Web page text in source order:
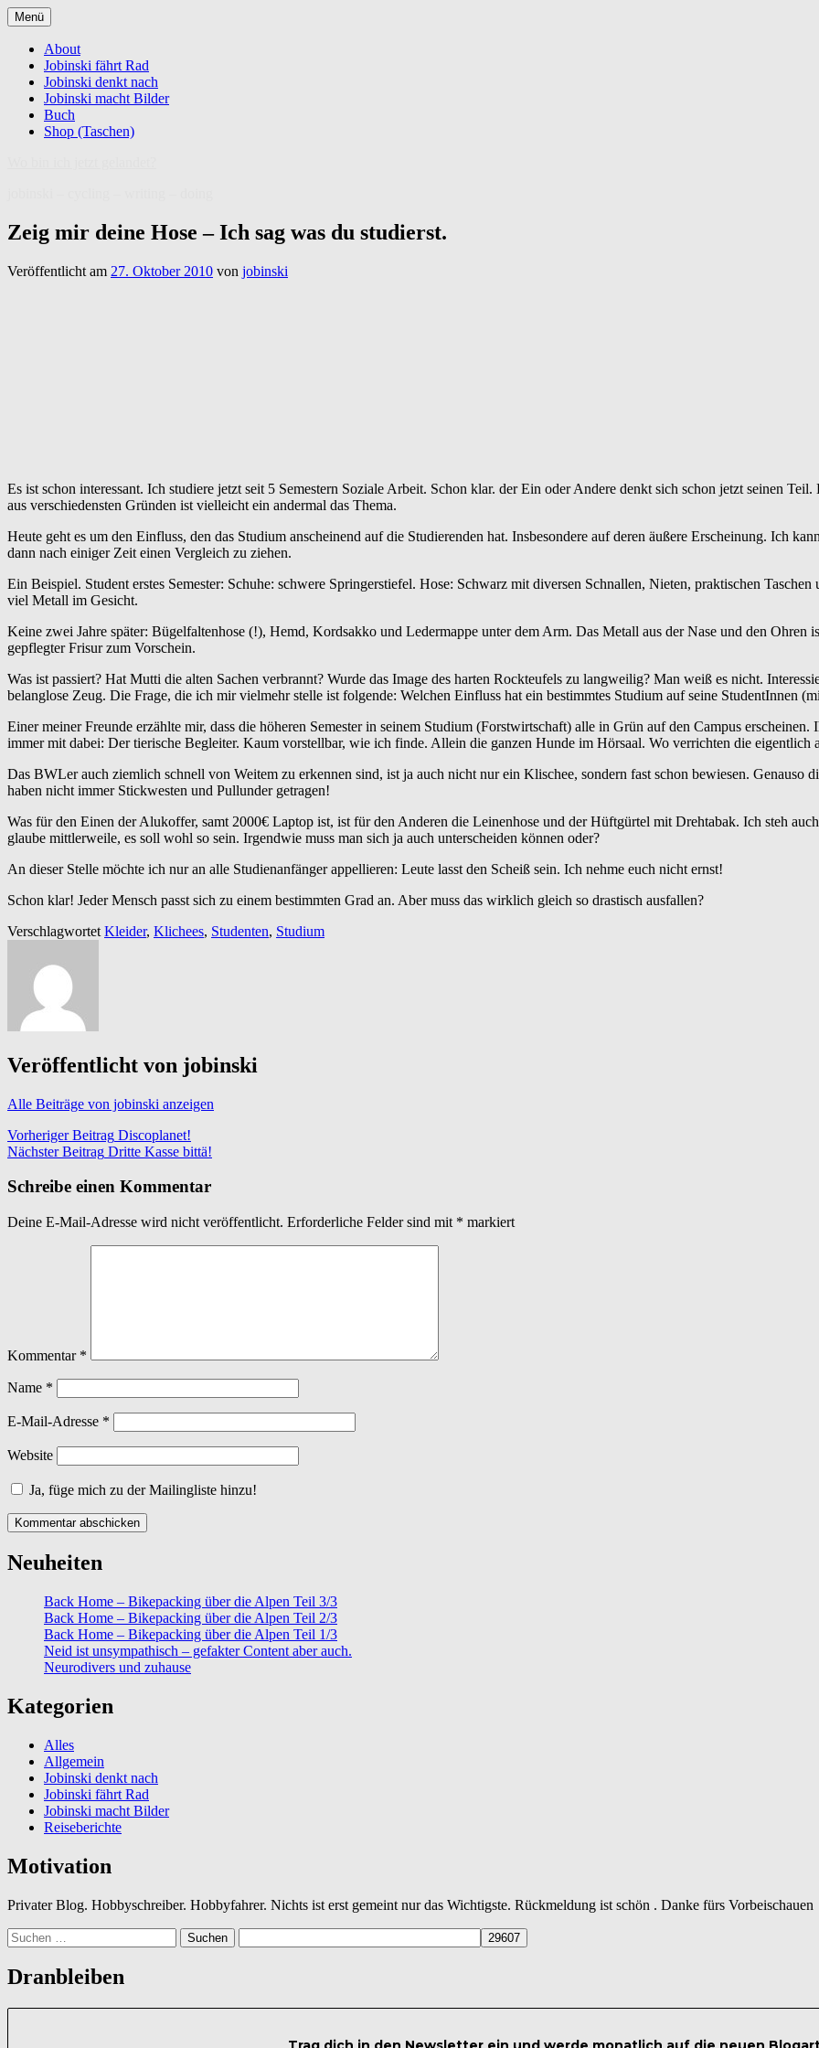
Zum
Inhalt
springen
Menü
About
Jobinski fährt Rad
Jobinski denkt nach
Jobinski macht Bilder
Buch
Shop (Taschen)
Zeig mir deine Hose – Ich sag was du studierst.
Veröffentlicht am 27. Oktober 2010 von jobinski
Es ist schon interessant. Ich studiere jetzt seit 5 Semestern Soziale Arbeit. Schon klar. der Ein oder Andere denkt sich schon jetzt seinen
aus verschiedensten Gründen ist vielleicht ein andermal das Thema.
Heute geht es um den Einfluss, den das Studium anscheinend auf die Studierenden hat. Insbesondere auf deren äußere Erscheinung. Ich
dann nach einiger Zeit einen Vergleich zu ziehen.
Ein Beispiel. Student erstes Semester: Schuhe: schwere Springerstiefel. Hose: Schwarz mit diversen Schnallen, Nieten, praktischen
viel Metall im Gesicht.
Keine zwei Jahre später: Bügelfaltenhose (!), Hemd, Kordsakko und Ledermappe unter dem Arm. Das Metall aus der Nase und den Ohren
gepflegter Frisur zum Vorschein.
Was ist passiert? Hat Mutti die alten Sachen verbrannt? Wurde das Image des harten Rockteufels zu langweilig? Man weiß es nicht.
belanglose Zeug. Die Frage, die ich mir vielmehr stelle ist folgende: Welchen Einfluss hat ein bestimmtes Studium auf seine StudentInnen
Einer meiner Freunde erzählte mir, dass die höheren Semester in seinem Studium (Forstwirtschaft) alle in Grün auf den Campus
immer mit dabei: Der tierische Begleiter. Kaum vorstellbar, wie ich finde. Allein die ganzen Hunde im Hörsaal. Wo verrichten die eigentlich
Das BWLer auch ziemlich schnell von Weitem zu erkennen sind, ist ja auch nicht nur ein Klischee, sondern fast schon bewiesen. Genauso
haben nicht immer Stickwesten und Pullunder getragen!
Was für den Einen der Alukoffer, samt 2000€ Laptop ist, ist für den Anderen die Leinenhose und der Hüftgürtel mit Drehtabak. Ich steh
glaube mittlerweile, es soll wohl so sein. Irgendwie muss man sich ja auch unterscheiden können oder?
An dieser Stelle möchte ich nur an alle Studienanfänger appellieren: Leute lasst den Scheiß sein. Ich nehme euch nicht ernst!
Schon klar! Jeder Mensch passt sich zu einem bestimmten Grad an. Aber muss das wirklich gleich so drastisch ausfallen?
Verschlagwortet Kleider, Klichees, Studenten, Studium
Veröffentlicht von jobinski
Alle Beiträge von jobinski anzeigen
Beitragsnavigation
Vorheriger Beitrag Discoplanet!
Nächster Beitrag Dritte Kasse bittä!
Schreibe einen Kommentar
Deine E-Mail-Adresse wird nicht veröffentlicht. Erforderliche Felder sind mit * markiert
Kommentar *
Name *
E-Mail-Adresse *
Website
Ja, füge mich zu der Mailingliste hinzu!
Neuheiten
Back Home – Bikepacking über die Alpen Teil 3/3
Back Home – Bikepacking über die Alpen Teil 2/3
Back Home – Bikepacking über die Alpen Teil 1/3
Neid ist unsympathisch – gefakter Content aber auch.
Neurodivers und zuhause
Kategorien
Alles
Allgemein
Jobinski denkt nach
Jobinski fährt Rad
Jobinski macht Bilder
Reiseberichte
Motivation
Privater Blog. Hobbyschreiber. Hobbyfahrer. Nichts ist erst gemeint nur das Wichtigste. Rückmeldung ist schön . Danke fürs Vorbeischauen
Suchen
nach:
Dranbleiben